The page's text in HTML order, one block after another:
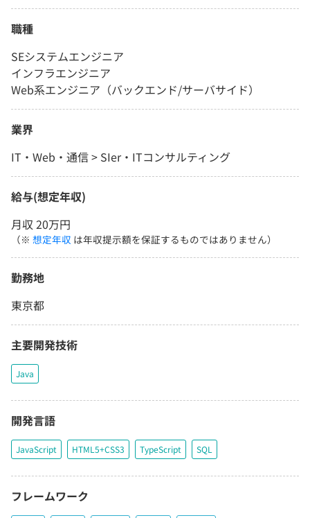
職種
SEシステムエンジニア
インフラエンジニア
Web系エンジニア（バックエンド/サーバサイド）
業界
IT・Web・通信 > SIer・ITコンサルティング
給与(想定年収)
月収 20万円
（※ 想定年収 は年収提示額を保証するものではありません）
勤務地
東京都
主要開発技術
Java
開発言語
JavaScript HTML5+CSS3 TypeScript SQL
フレームワーク